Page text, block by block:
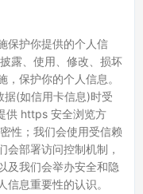
保护你提供的个人信
露、使用、修改、损坏
保护你的个人信息。
据(如信用卡信息)时受
供 https 安全浏览方
性；我们会使用受信赖
会部署访问控制机制，
及我们会举办安全和隐
息重要性的认识。